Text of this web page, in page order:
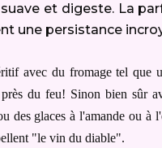
et digeste. La
une persistance
avec du fromage tel que
du feu! Sinon bien sûr
des glaces à l'amande ou
"le vin du diable".